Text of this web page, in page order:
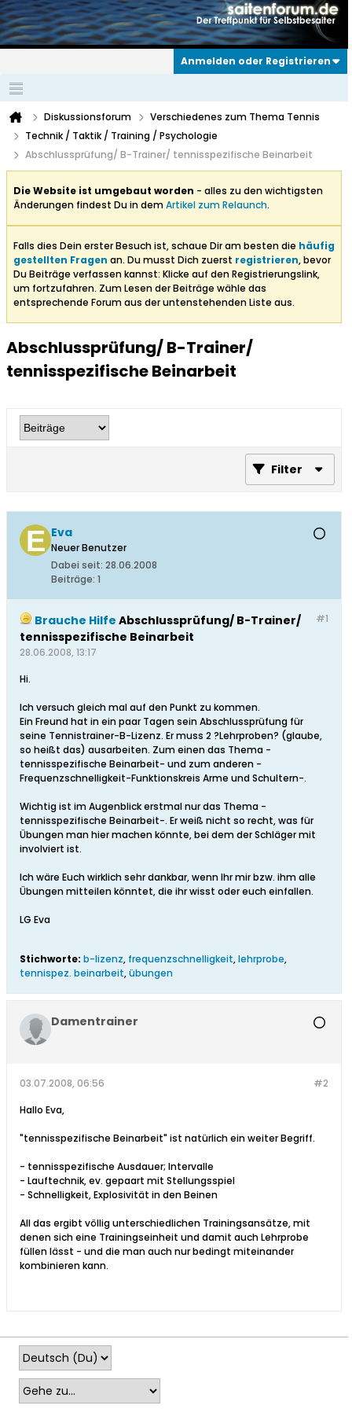
Anmelden oder Registrieren
Diskussionsforum
Verschiedenes zum Thema Tennis
Technik / Taktik / Training / Psychologie
Abschlussprüfung/ B-Trainer/ tennisspezifische Beinarbeit
Die Website ist umgebaut worden - alles zu den wichtigsten
Änderungen findest Du in demArtikel zum Relaunch.
Falls dies Dein erster Besuch ist, schaue Dir am besten die häufig
gestellten Fragen an. Du musst Dich zuerst registrieren, bevor
Du Beiträge verfassen kannst: Klicke auf den Registrierungslink,
um fortzufahren. Zum Lesen der Beiträge wähle das
entsprechende Forum aus der untenstehenden Liste aus.
Abschlussprüfung/ B-Trainer/
tennisspezifische Beinarbeit
Filter
Eva
Neuer Benutzer
Dabei seit: 28.06.2008
Beiträge: 1
#1
Brauche Hilfe Abschlussprüfung/ B-Trainer/
tennisspezifische Beinarbeit
28.06.2008, 13:17
Hi.
Ich versuch gleich mal auf den Punkt zu kommen.
Ein Freund hat in ein paar Tagen sein Abschlussprüfung für
seine Tennistrainer-B-Lizenz. Er muss 2 ?Lehrproben? (glaube,
so heißt das) ausarbeiten. Zum einen das Thema -
tennisspezifische Beinarbeit- und zum anderen -
Frequenzschnelligkeit-Funktionskreis Arme und Schultern-.
Wichtig ist im Augenblick erstmal nur das Thema -
tennisspezifische Beinarbeit-. Er weiß nicht so recht, was für
Übungen man hier machen könnte, bei dem der Schläger mit
involviert ist.
Ich wäre Euch wirklich sehr dankbar, wenn Ihr mir bzw. ihm alle
Übungen mitteilen könntet, die ihr wisst oder euch einfallen.
LG Eva
Stichworte: b-lizenz, frequenzschnelligkeit,lehrprobe,
tennispez. beinarbeit,übungen
Damentrainer
#2
03.07.2008, 06:56
Hallo Eva,
"tennisspezifische Beinarbeit" ist natürlich ein weiter Begriff.
- tennisspezifische Ausdauer; Intervalle
- Lauftechnik, ev. gepaart mit Stellungsspiel
- Schnelligkeit, Explosivität in den Beinen
All das ergibt völlig unterschiedlichen Trainingsansätze, mit
denen sich eine Trainingseinheit und damit auch Lehrprobe
füllen lässt - und die man auch nur bedingt miteinander
kombinieren kann.